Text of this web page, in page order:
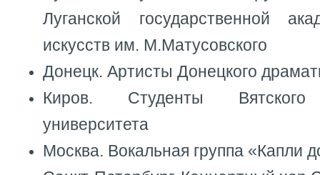
Луганской государственной
искусств им. М.Матусовского
Донецк. Артисты Донецкого
Киров. Студенты Вятского
университета
Москва. Вокальная группа «Капли